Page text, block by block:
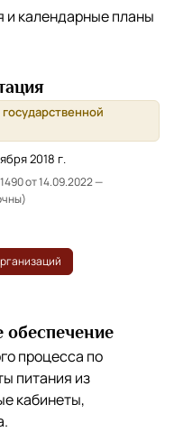
и календарные планы
2018 г.
от 14.09.2022 —
обеспечение
процесса по
питания из
кабинеты,